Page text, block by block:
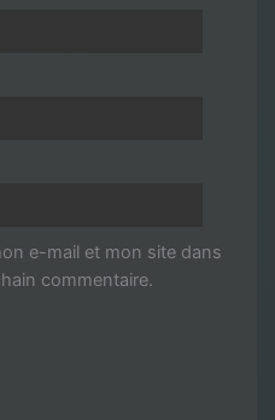
e-mail et mon site dans
commentaire.